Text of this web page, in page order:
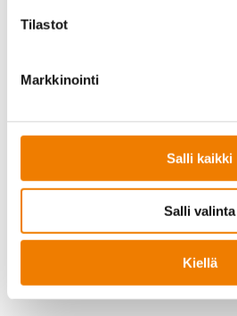
Tilastot
Markkinointi
Salli kaikki
Salli valinta
Kiellä
täyden­tämään
omia resursseja
luita erityi­sesti sellai­sille
turval­li­suustyö on tunnis­tettu
osaksi.
– Sen kokoluokan yrityk­sille,
riitä laatu- ja turval­li­suustyön
tällainen
erityisen hyvin, Karhula